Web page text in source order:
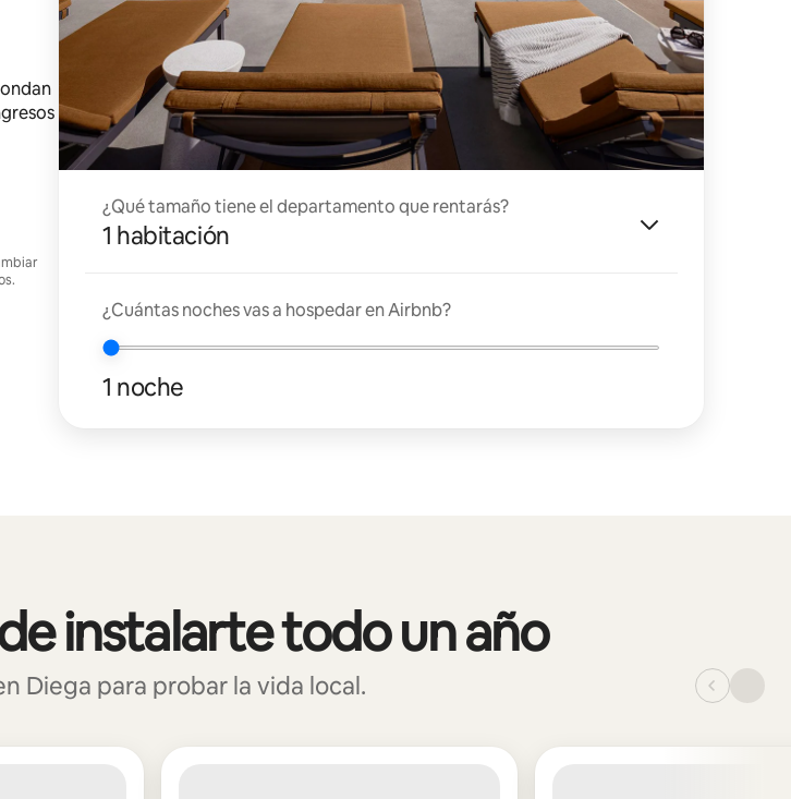
¿Qué tamaño tiene el departamento que rentarás?
1 habitación
¿Cuántas noches vas a hospedar en Airbnb?
1 noche
instalarte todo un año
Diega para probar la vida local. _